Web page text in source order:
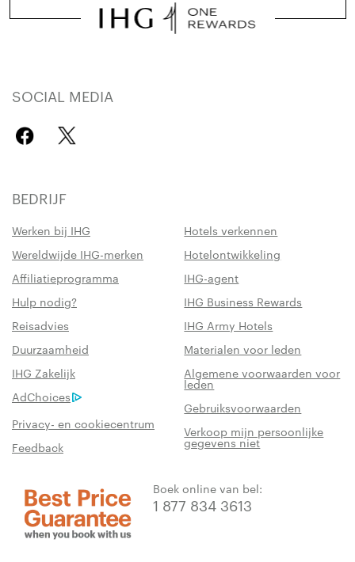
SOCIAL MEDIA
BEDRIJF
Werken bij IHG
Hotels verkennen
Wereldwijde IHG-merken
Hotelontwikkeling
Affiliatieprogramma
IHG-agent
Hulp nodig?
IHG Business Rewards
Reisadvies
IHG Army Hotels
Duurzaamheid
Materialen voor leden
IHG Zakelijk
Algemene voorwaarden voor
leden
AdChoices
Gebruiksvoorwaarden
Privacy- en cookiecentrum
Verkoop mijn persoonlijke
gegevens niet
Feedback
Boek online van bel:
1 877 834 3613